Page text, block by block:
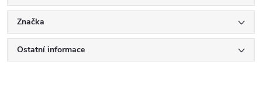
Značka
Ostatní informace